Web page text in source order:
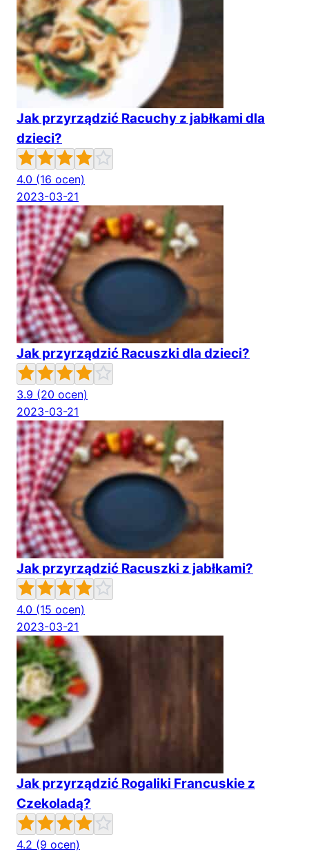
Jak przyrządzić Racuchy z jabłkami dla
dzieci?
4.0 (16 ocen)
2023-03-21
Jak przyrządzić Racuszki dla dzieci?
3.9 (20 ocen)
2023-03-21
Jak przyrządzić Racuszki z jabłkami?
4.0 (15 ocen)
2023-03-21
Jak przyrządzić Rogaliki Francuskie z
Czekoladą?
4.2 (9 ocen)